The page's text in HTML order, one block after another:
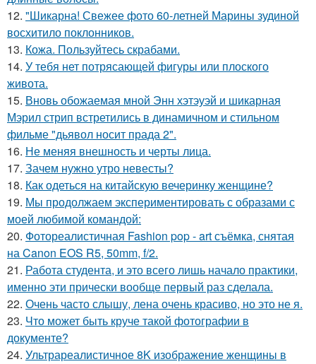
12. "Шикарна! Свежее фото 60-летней Марины зудиной
восхитило поклонников.
13. Кожа. Пользуйтесь скрабами.
14. У тебя нет потрясающей фигуры или плоского
живота.
15. Вновь обожаемая мной Энн хэтэуэй и шикарная
Мэрил стрип встретились в динамичном и стильном
фильме "дьявол носит прада 2".
16. Не меняя внешность и черты лица.
17. Зачем нужно утро невесты?
18. Как одеться на китайскую вечеринку женщине?
19. Мы продолжаем экспериментировать с образами с
моей любимой командой:
20. Фотореалистичная Fashion pop - art съёмка, снятая
на Canon EOS R5, 50mm, f/2.
21. Работа студента, и это всего лишь начало практики,
именно эти прически вообще первый раз сделала.
22. Очень часто слышу, лена очень красиво, но это не я.
23. Что может быть круче такой фотографии в
документе?
24. Ультрареалистичное 8K изображение женщины в